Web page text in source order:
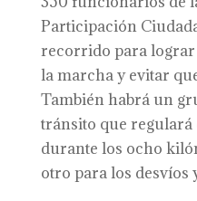
Participación
recorrido para lograr
la marcha y evitar
También habrá un
tránsito que
durante los ocho
otro para los desvíos